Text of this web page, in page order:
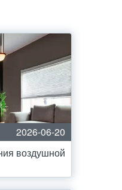
2026-06-20
воздушной